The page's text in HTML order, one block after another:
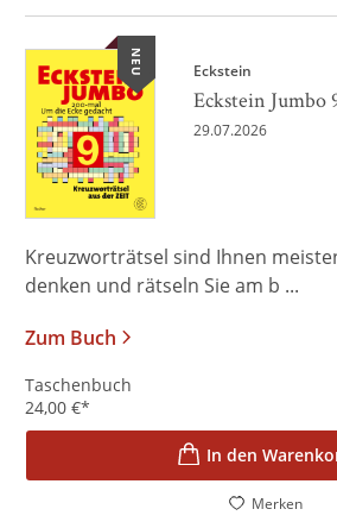
NEU Eckstein
Eckstein Jumbo
29.07.2026
Kreuzworträtsel sind Ihnen
denken und rätseln Sie am b ...
Zum Buch
Taschenbuch
24,00 €*
In den
Merken